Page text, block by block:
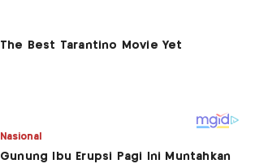
Nasional
Gunung Ibu Erupsi Pagi Ini Muntahkan